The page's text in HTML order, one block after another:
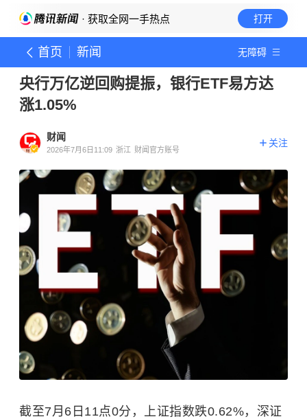
· 获取全网一手热点 打开
首页 新闻 无障碍
央行万亿逆回购提振，银行ETF易方达
涨1.05%
财闻
2026年7月6日11:09 浙江 财闻官方账号
关注
截至7月6日11点0分，上证指数跌0.62%，深证